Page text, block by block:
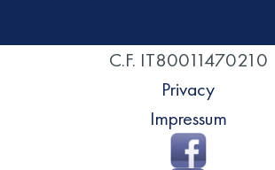
C.F. IT80011470210
Privacy
Impressum